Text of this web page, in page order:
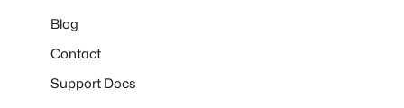
Blog
Contact
Support Docs